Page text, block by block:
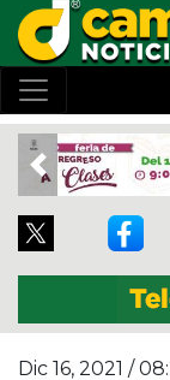
Previous
Dic 16, 2021 /